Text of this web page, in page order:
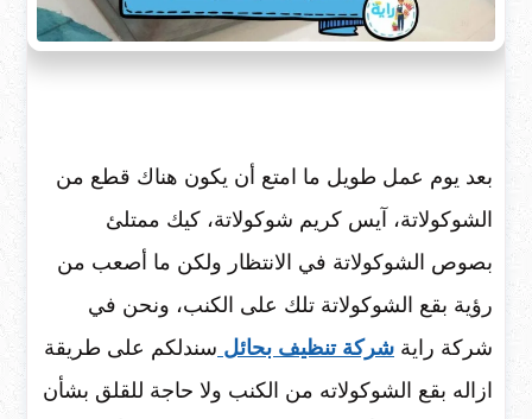
بعد يوم عمل طويل ما امتع أن يكون هناك قطع من
الشوكولاتة، آيس كريم شوكولاتة، كيك ممتلئ
بصوص الشوكولاتة في الانتظار ولكن ما أصعب من
رؤية بقع الشوكولاتة تلك على الكنب، ونحن في
شركة راية شركة تنظيف بحائل سندلكم على طريقة
ازاله بقع الشوكولاته من الكنب ولا حاجة للقلق بشأن